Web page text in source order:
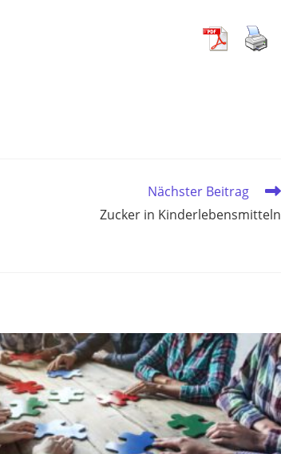
Nächster Beitrag
Zucker in Kinderlebensmitteln